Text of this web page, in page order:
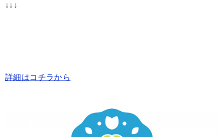
↓↓↓
詳細はコチラから